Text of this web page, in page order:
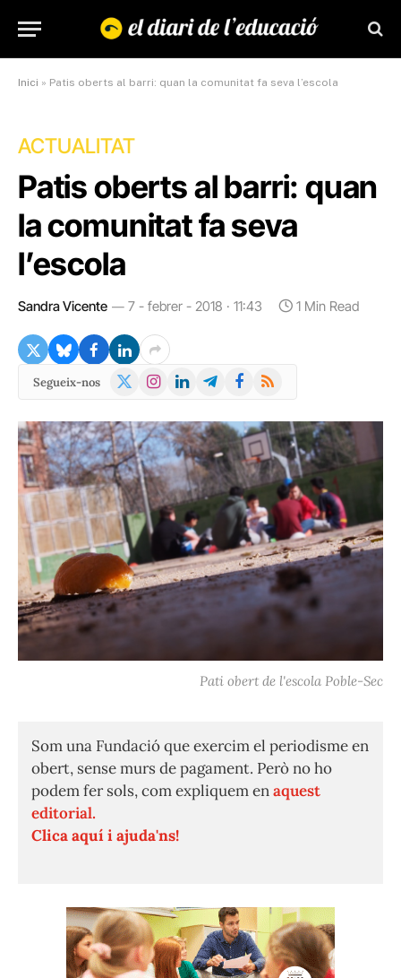
Inici » Patis oberts al barri: quan la comunitat fa seva l’escola
ACTUALITAT
Patis oberts al barri: quan
la comunitat fa seva
l’escola
Sandra Vicente 7 - febrer - 2018 · 11:43 1 Min Read
Segueix-nos
X
Instagram
LinkedInTelegramFacebook
RSS
Pati obert de l'escola Poble-Sec
Som una Fundació que exercim el periodisme en
obert, sense murs de pagament. Però no ho
podem fer sols, com expliquem enaquest
editorial.
Clica aquí i ajuda'ns!